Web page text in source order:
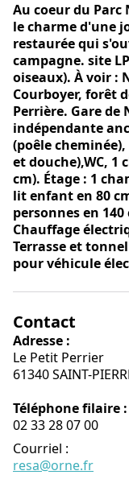
Au coeur du
le charme d'une
restaurée qui
campagne. site
oiseaux). À voir :
Courboyer, forêt
Perrière. Gare de
indépendante
(poêle
et douche),WC, 1
cm). Étage : 1
lit enfant en 80
personnes en
Chauffage
Terrasse et
pour véhicule
Contact
Adresse :
Le Petit Perrier
61340 SAINT-
Téléphone filaire :
02 33 28 07 00
Courriel :
resa@orne.fr